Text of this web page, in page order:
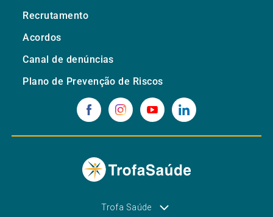
Recrutamento
Acordos
Canal de denúncias
Plano de Prevenção de Riscos
Trofa Saúde